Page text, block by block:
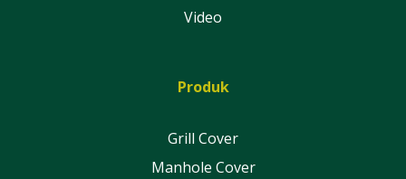
Video
Produk
Grill Cover
Manhole Cover